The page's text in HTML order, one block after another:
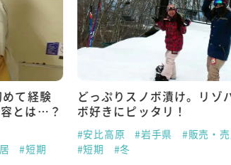
て経験
とは…？
#短期
どっぷりスノボ漬け。リゾ
ボ好きにピッタリ！
#安比高原 #岩手県
#販売・
#短期
#冬